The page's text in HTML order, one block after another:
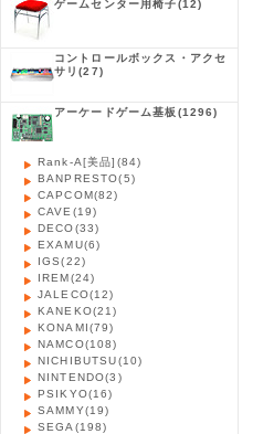
ゲームセンター用椅子(12)
コントロールボックス・アクセ
サリ(27)
アーケードゲーム基板 (1296)
Rank-A[美品] (84)
BANPRESTO(5)
CAPCOM(82)
CAVE (19)
DECO(33)
EXAMU(6)
IGS(22)
IREM(24)
JALECO(12)
KANEKO(21)
KONAMI(79)
NAMCO(108)
NICHIBUTSU(10)
NINTENDO(3)
PSIKYO(16)
SAMMY(19)
SEGA (198)